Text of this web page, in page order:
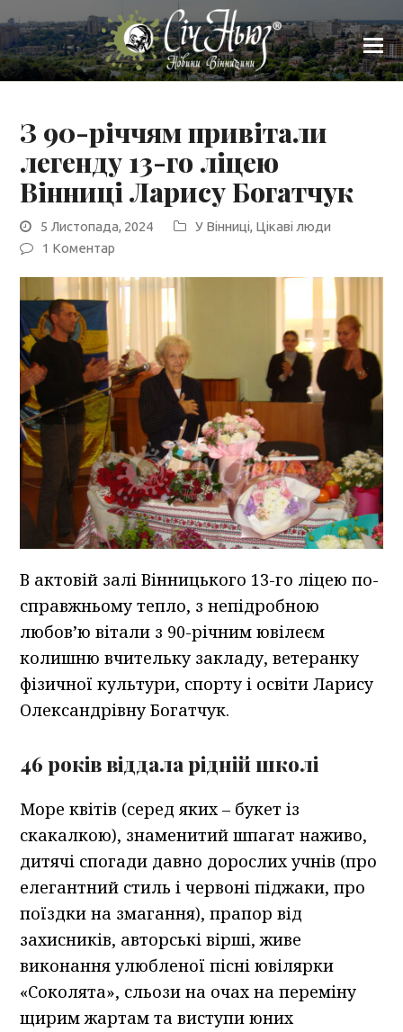
З 90-річчям привітали
легенду 13-го ліцею
Вінниці Ларису Богатчук
5 Листопада, 2024 У Вінниці, Цікаві люди
1 Коментар
В актовій залі Вінницького 13-го ліцею по-
справжньому тепло, з непідробною
любов’ю вітали з 90-річним ювілеєм
колишню вчительку закладу, ветеранку
фізичної культури, спорту і освіти Ларису
Олександрівну Богатчук.
46 років віддала рідній школі
Море квітів (серед яких – букет із
скакалкою), знаменитий шпагат наживо,
дитячі спогади давно дорослих учнів (про
елегантний стиль і червоні піджаки, про
поїздки на змагання), прапор від
захисників, авторські вірші, живе
виконання улюбленої пісні ювілярки
«Соколята», сльози на очах на переміну
щирим жартам та виступи юних